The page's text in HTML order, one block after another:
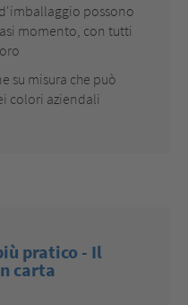
possono
momento, con tutti
su misura che può
colori aziendali
pratico - Il
carta